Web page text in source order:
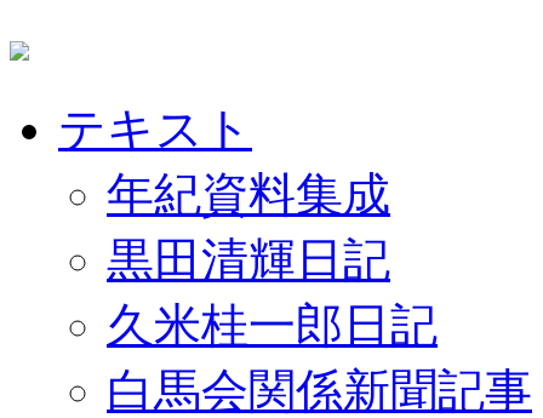
テキスト
年紀資料集成
黒田清輝日記
久米桂一郎日記
白馬会関係新聞記事